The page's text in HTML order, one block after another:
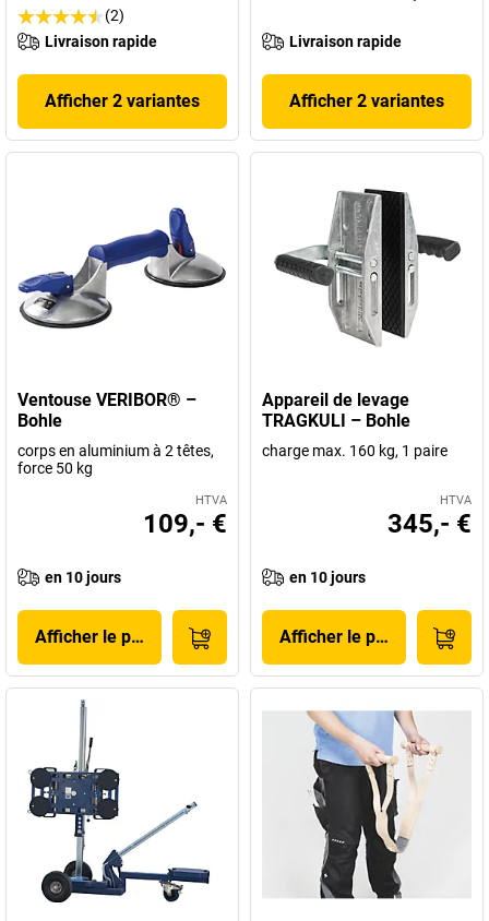
(2)
Livraison rapide
Afficher 2 variantes
Livraison rapide
Afficher 2 variantes
Ventouse VERIBOR® –
Bohle
corps en aluminium à 2 têtes,
force 50 kg
HTVA
109,- €
en 10 jours
Afficher le produit
Appareil de levage
TRAGKULI – Bohle
charge max. 160 kg, 1 paire
HTVA
345,- €
en 10 jours
Afficher le produit